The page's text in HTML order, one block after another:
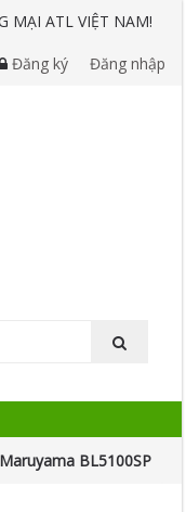
MẠI ATL VIỆT NAM!
Đăng ký Đăng nhập
BL5100SP